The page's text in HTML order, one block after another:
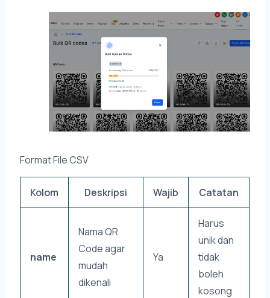
Format File CSV
Kolom Deskripsi Wajib Catatan
name
Nama QR
Code agar
mudah
dikenali
Ya
Harus
unik dan
tidak
boleh
kosong